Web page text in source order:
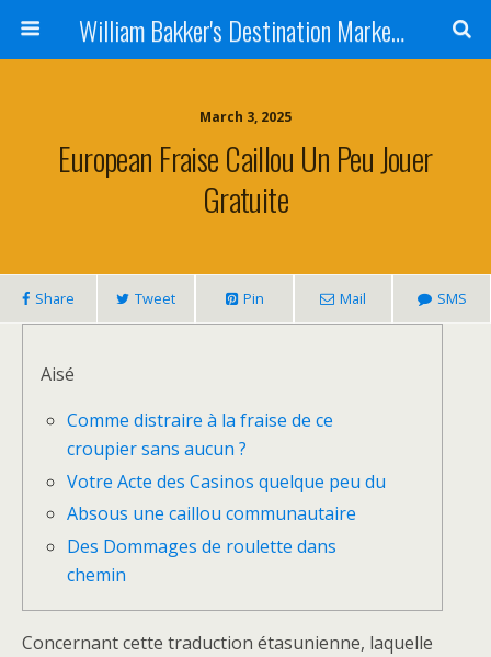
William Bakker's Destination Marketing blog
March 3, 2025
European Fraise Caillou Un Peu Jouer
Gratuite
Share Tweet Pin Mail SMS
Aisé
Comme distraire à la fraise de ce
croupier sans aucun ?
Votre Acte des Casinos quelque peu du
Absous une caillou communautaire
Des Dommages de roulette dans
chemin
Concernant cette traduction étasunienne, laquelle